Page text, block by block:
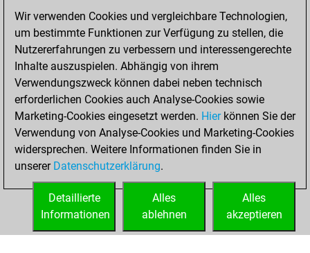
slow games
You scored +53
=3 -59 in slow games
Donnerstag,
Januar 16, 2025
You played 1
bullet games
Play
You scored +0
=0 -1 in bullet
Wir verwenden Cookies und vergleichbare Technologien,
um bestimmte Funktionen zur Verfügung zu stellen, die
Nutzererfahrungen zu verbessern und interessengerechte
Inhalte auszuspielen. Abhängig von ihrem
Verwendungszweck können dabei neben technisch
erforderlichen Cookies auch Analyse-Cookies sowie
Marketing-Cookies eingesetzt werden. Hierkönnen Sie der
Verwendung von Analyse-Cookies und Marketing-Cookies
widersprechen. Weitere Informationen finden Sie in
unserer Datenschutzerklärung.
Alles
akzeptieren
Alles
ablehnen
Detaillierte
Informationen